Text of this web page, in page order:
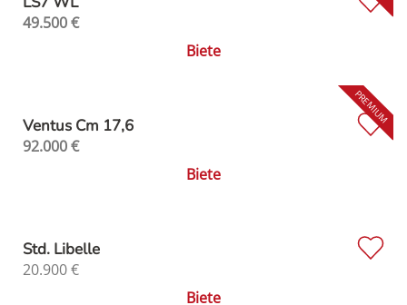
49.500€
Biete
Ventus Cm 17,6
92.000€
Biete
Std. Libelle
20.900€
Biete